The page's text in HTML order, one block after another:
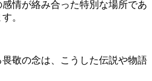
情が絡み合った特別な場所であ
。
敬の念は、こうした伝説や物語